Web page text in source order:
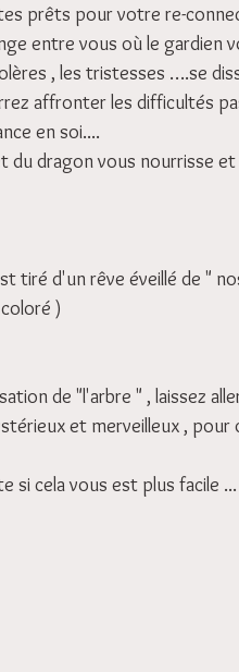
prêts pour votre re-
entre vous où le gardien
, les tristesses ….se
affronter les difficultés
en soi....
du dragon vous nourrisse
tiré d'un rêve éveillé de "
)
de "l'arbre " , laissez
et merveilleux , pour
si cela vous est plus facile ...